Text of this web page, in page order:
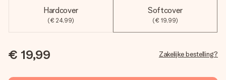
Hardcover
(€ 24,99)
Softcover
(€ 19,99)
€ 19,99 Zakelijke bestelling?